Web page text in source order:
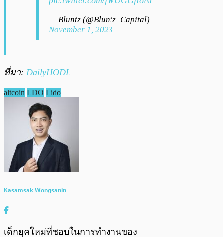
— Bluntz (@Bluntz_Capital)
November 1, 2023
ที่มา: DailyHODL
altcoin LDO Lido
Kasamsak Wongsanin
เด็กยุคใหม่ที่ชอบในการทำงานของ